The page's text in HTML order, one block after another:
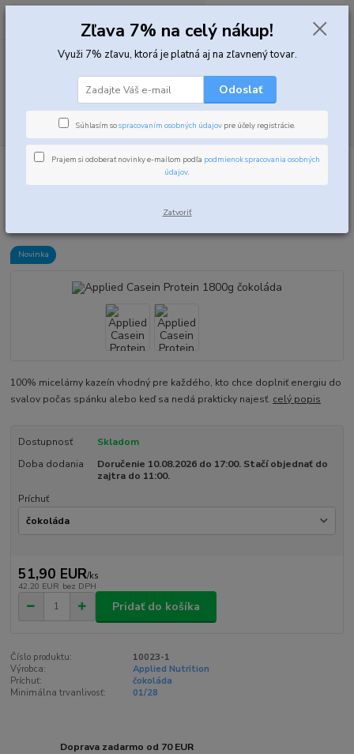
Hľadať
0,00 EUR
Proteíny Nočné proteíny Applied Casein Protein 1800g čokoláda
Novinka
100% micelárny kazeín vhodný pre každého, kto chce doplniť energiu do
svalov počas spánku alebo keď sa nedá prakticky najesť. celý popis
Dostupnosť
Skladom
Doba dodania
Doručenie 10.08.2026 do 17:00. Stačí objednať do
zajtra do 11:00.
Príchuť
51,90 EUR/ks
42,20 EUR bez DPH
Pridať do košíka
Číslo produktu:
10023-1
Výrobca:
Applied Nutrition
Príchuť:
čokoláda
Minimálna trvanlivosť:
01/28
Doprava zadarmo od 70 EUR
Zľava 7% na celý nákup!
Využi 7% zľavu, ktorá je platná aj na zľavnený tovar.
Odoslať
Súhlasím sospracovaním osobných údajov pre účely registrácie.
Prajem si odoberať novinky e-mailom podľa podmienok spracovania osobných
údajov.
Zatvoriť